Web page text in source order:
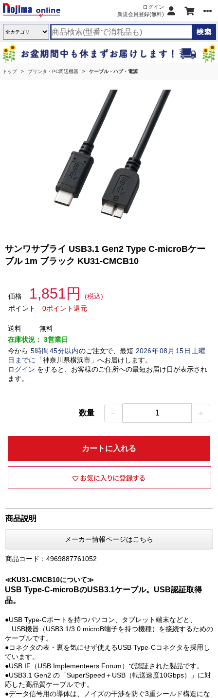
ログイン
新規会員登録(無料)
トップ プリンタ・PC周辺機器 ケーブル・ハブ・電源
サンワサプライ USB3.1 Gen2 Type C-microBケー
ブル 1m ブラック KU31-CMCB10
価格 1,851円
(税込)
ポイント
0ポイント還元
送料
無料
在庫状況： 3営業日
今から 5時間 45分以内のご注文で、最短 2026年08 月 15日土曜
日 までに 「神奈川県横浜市」 へお届けします。
ログイン をすると、お客様のご住所への最短お届け日が表示され
ます。
数量 － 1 ＋
カートに入れる
商品説明
メーカー情報ページはこちら
商品コード：4969887761052
≪KU31-CMCB10について≫
USB Type-C-microBのUSB3.1ケーブル。USB認証取得
品。
●USB Type-Cポートを持つパソコン、タブレット端末などと、
USB機器（USB3.1/3.0 microB端子を持つ機種）を接続するための
ケーブルです。
●コネクタの表・裏を気にせず使えるUSB Type-Cコネクタを採用し
ています。
●USB IF（USB Implementeers Forum）で認証された製品です。
●USB3.1 Gen2 の「SuperSpeed＋USB（転送速度10Gbps）」に対
応した高品質ケーブルです。
●データ信号用の導体は、ノイズの干渉を防ぐ3重シールド構造にな